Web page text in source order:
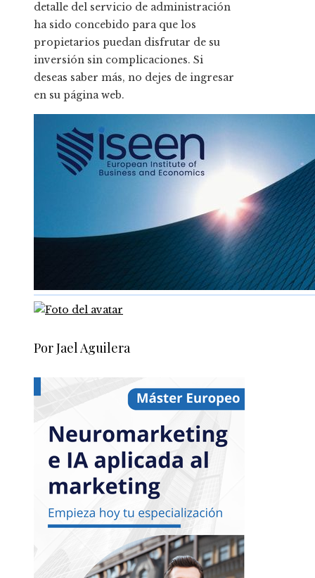
detalle del servicio de administración
ha sido concebido para que los
propietarios puedan disfrutar de su
inversión sin complicaciones. Si
deseas saber más, no dejes de ingresar
en su página web.
Por Jael Aguilera